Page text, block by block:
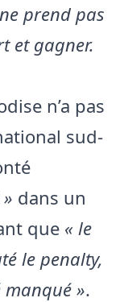
prend pas
et gagner.
n’a pas
sud-
dans un
que « le
le penalty,
».